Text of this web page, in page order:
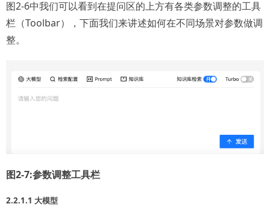
图2-6中我们可以看到在提问区的上方有各类参数调整的工具
栏（Toolbar），下面我们来讲述如何在不同场景对参数做调
整。
图2-7:参数调整工具栏
2.2.1.1 大模型